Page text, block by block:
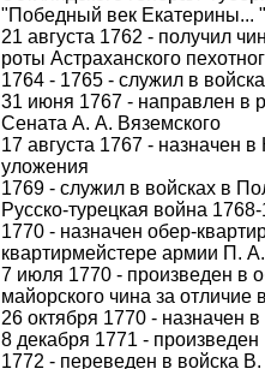
"Победный век Екатерины... "
21 августа 1762 - получил
роты Астраханского
1764 - 1765 - служил в
31 июня 1767 - направлен в
Сената А. А. Вяземского
17 августа 1767 - назначен
уложения
1769 - служил в войсках в
Русско-турецкая война
1770 - назначен обер-
квартирмейстере армии П.
7 июля 1770 - произведен в
майорского чина за отличие
26 октября 1770 - назначен
8 декабря 1771 - произведен
1772 - переведен в войска